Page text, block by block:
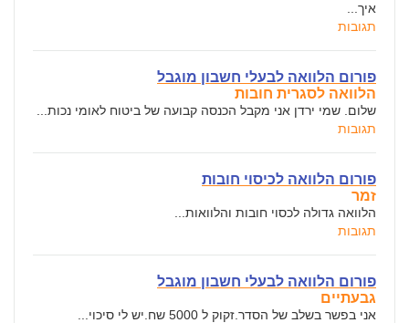
איך...
תגובות
פורום הלוואה לבעלי חשבון מוגבל
הלוואה לסגרית חובות
שלום. שמי ירדן אני מקבל הכנסה קבועה של ביטוח לאומי נכות...
תגובות
פורום הלוואה לכיסוי חובות
זמר
הלוואה גדולה לכסוי חובות והלוואות...
תגובות
פורום הלוואה לבעלי חשבון מוגבל
גבעתיים
אני בפשר בשלב של הסדר.זקוק ל 5000 שח.יש לי סיכוי...